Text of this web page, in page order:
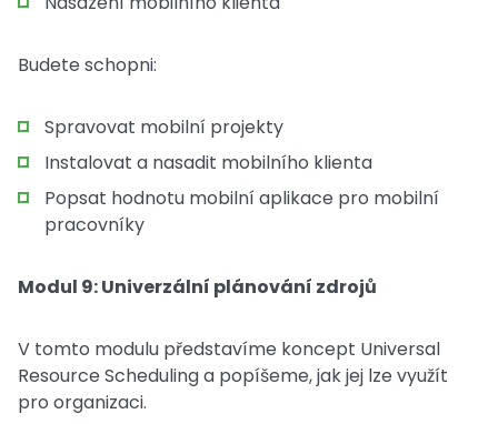
Budete schopni:
Spravovat mobilní projekty
Instalovat a nasadit mobilního klienta
Popsat hodnotu mobilní aplikace pro mobilní
pracovníky
Modul 9: Univerzální plánování zdrojů
V tomto modulu představíme koncept Universal
Resource Scheduling a popíšeme, jak jej lze využít
pro organizaci.